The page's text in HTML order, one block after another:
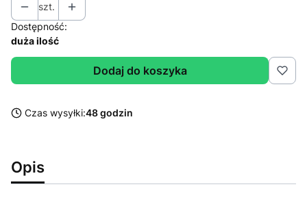
szt.
Dostępność:
duża ilość
Dodaj do koszyka
Czas wysyłki:48 godzin
Opis